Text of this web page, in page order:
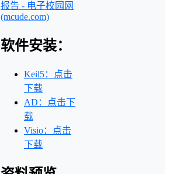
报告 - 电子校园网
(mcude.com)
软件安装：
Keil5：点击
下载
AD：点击下
载
Visio：点击
下载